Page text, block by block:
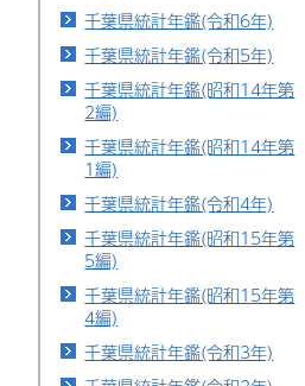
千葉県統計年鑑(令和6年)
千葉県統計年鑑(令和5年)
千葉県統計年鑑(昭和14年第
2編)
千葉県統計年鑑(昭和14年第
1編)
千葉県統計年鑑(令和4年)
千葉県統計年鑑(昭和15年第
5編)
千葉県統計年鑑(昭和15年第
4編)
千葉県統計年鑑(令和3年)